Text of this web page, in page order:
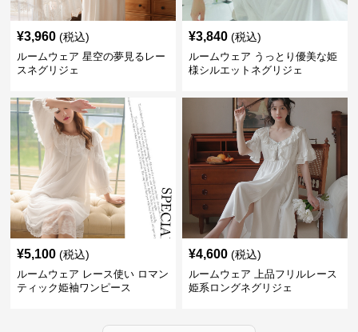
¥3,960 (税込)
ルームウェア 星空の夢見るレー
スネグリジェ
¥3,840 (税込)
ルームウェア うっとり優美な姫
様シルエットネグリジェ
¥5,100 (税込)
ルームウェア レース使い ロマン
ティック姫袖ワンピース
¥4,600 (税込)
ルームウェア 上品フリルレース
姫系ロングネグリジェ